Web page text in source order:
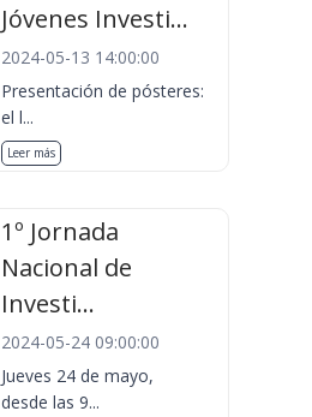
Jóvenes Investi...
2024-05-13 14:00:00
Presentación de pósteres:
el l...
Leer más
1º Jornada
Nacional de
Investi...
2024-05-24 09:00:00
Jueves 24 de mayo,
desde las 9...